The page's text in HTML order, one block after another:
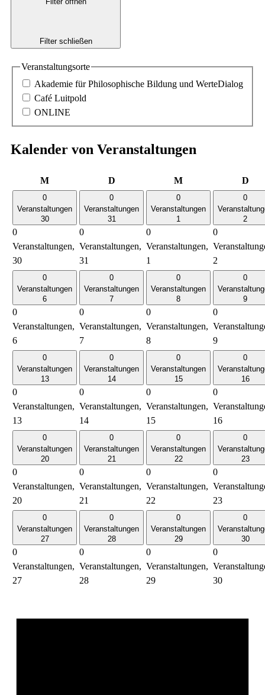
Filter schließen
Veranstaltungsorte
Akademie für Philosophische Bildung und WerteDialog
Café Luitpold
ONLINE
Kalender von Veranstaltungen
MMontag DDienstag MMittwoch D
0
Veranstaltungen
30
0
Veranstaltungen,
30
0
Veranstaltungen
31
0
Veranstaltungen,
31
0
Veranstaltungen
1
0
Veranstaltungen,
1
0
2
0
2
0
Veranstaltungen
6
0
Veranstaltungen,
6
0
Veranstaltungen
7
0
Veranstaltungen,
7
0
Veranstaltungen
8
0
Veranstaltungen,
8
0
9
0
9
0
Veranstaltungen
13
0
Veranstaltungen,
13
0
Veranstaltungen
14
0
Veranstaltungen,
14
0
Veranstaltungen
15
0
Veranstaltungen,
15
0
16
0
16
0
Veranstaltungen
20
0
Veranstaltungen,
20
0
Veranstaltungen
21
0
Veranstaltungen,
21
0
Veranstaltungen
22
0
Veranstaltungen,
22
0
23
0
23
0
Veranstaltungen
27
0
Veranstaltungen,
27
0
Veranstaltungen
28
0
Veranstaltungen,
28
0
Veranstaltungen
29
0
Veranstaltungen,
29
0
30
0
30